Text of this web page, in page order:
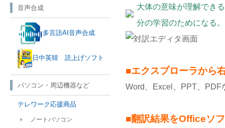
大体の意味が理解でき
分の学習のためになる
■エクスプローラから
Word、Excel、PPT、PDF
■翻訳結果をOfficeソ
音声合成
多言語AI音声合成
日中英韓 読上げソフト
パソコン・周辺機器など
テレワーク応援商品
ノートパソコン